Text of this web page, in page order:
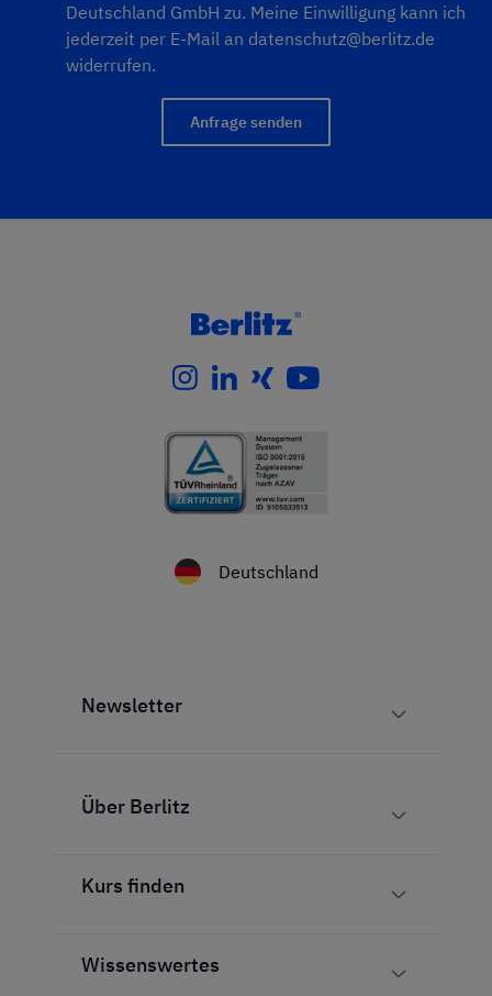
Deutschland GmbH zu. Meine Einwilligung kann ich
jederzeit per E-Mail an datenschutz@berlitz.de
widerrufen.
Anfrage senden
Deutschland
Newsletter
Über Berlitz
Kurs finden
Wissenswertes